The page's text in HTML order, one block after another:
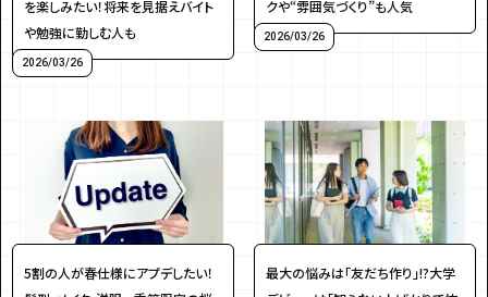
を楽しみたい！将来を見据えバイト
や勉強に勤しむ人も
2026/03/26
クや“雰囲気づくり”も人気
2026/03/26
5割の人が春仕様にアプデしたい！
最大の悩みは「友だち作り」!?大学